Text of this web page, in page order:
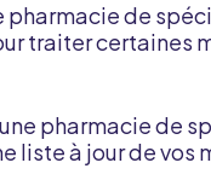
pharmacie de
traiter certaines
pharmacie de
liste à jour de vos